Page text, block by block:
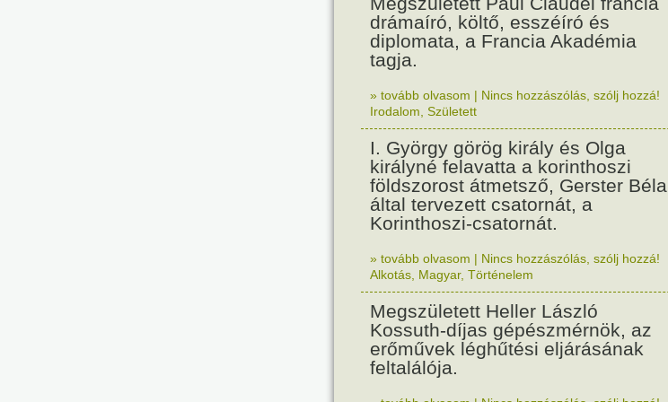
drámaíró, költő, esszéíró és
diplomata, a Francia Akadémia
tagja.
» tovább olvasom | Nincs hozzászólás, szólj hozzá!
Irodalom Született
I. György görög király és Olga
királyné felavatta a korinthoszi
földszorost átmetsző, Gerster Béla
által tervezett csatornát, a
Korinthoszi-csatornát.
» tovább olvasom | Nincs hozzászólás, szólj hozzá!
Alkotás Magyar, Történelem
Megszületett Heller László
Kossuth-díjas gépészmérnök, az
erőművek léghűtési eljárásának
feltalálója.